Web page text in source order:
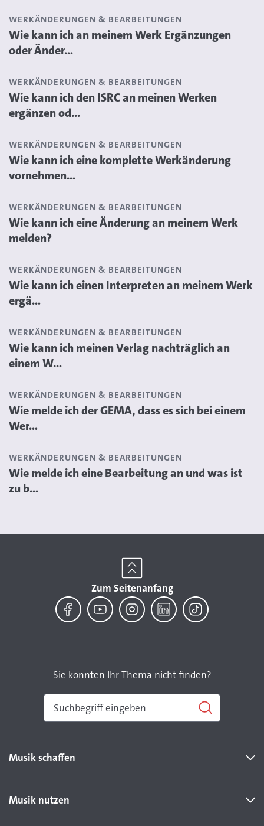
WERKÄNDERUNGEN & BEARBEITUNGEN
Wie kann ich an meinem Werk Ergänzungen
oder Änder...
WERKÄNDERUNGEN & BEARBEITUNGEN
Wie kann ich den ISRC an meinen Werken
ergänzen od...
WERKÄNDERUNGEN & BEARBEITUNGEN
Wie kann ich eine komplette Werkänderung
vornehmen...
WERKÄNDERUNGEN & BEARBEITUNGEN
Wie kann ich eine Änderung an meinem Werk
melden?
WERKÄNDERUNGEN & BEARBEITUNGEN
Wie kann ich einen Interpreten an meinem Werk
ergä...
WERKÄNDERUNGEN & BEARBEITUNGEN
Wie kann ich meinen Verlag nachträglich an
einem W...
WERKÄNDERUNGEN & BEARBEITUNGEN
Wie melde ich der GEMA, dass es sich bei einem
Wer...
WERKÄNDERUNGEN & BEARBEITUNGEN
Wie melde ich eine Bearbeitung an und was ist
zu b...
Zum Seitenanfang
Sie konnten Ihr Thema nicht finden?
Musik schaffen
Musik nutzen